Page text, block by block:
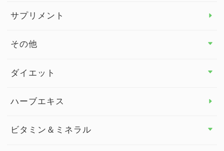
サプリメント
その他
その他 トップ
ダイエット
ダイエット トップ
ハーブエキス
ビタミン＆ミネラル